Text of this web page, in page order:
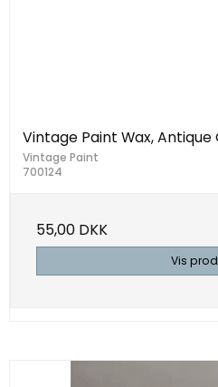
Vintage Paint Wax,
Vintage Paint
700124
55,00 DKK
Vis